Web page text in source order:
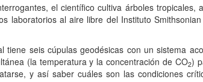
el científico cultiva árboles tropicales,
laboratorios al aire libre del Instituto
tiene seis cúpulas geodésicas con un sistema
(la temperatura y la concentración de CO2)
y así saber cuáles son las condiciones